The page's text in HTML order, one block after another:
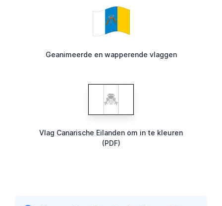
Geanimeerde en wapperende vlaggen
Vlag Canarische Eilanden om in te kleuren
(PDF)